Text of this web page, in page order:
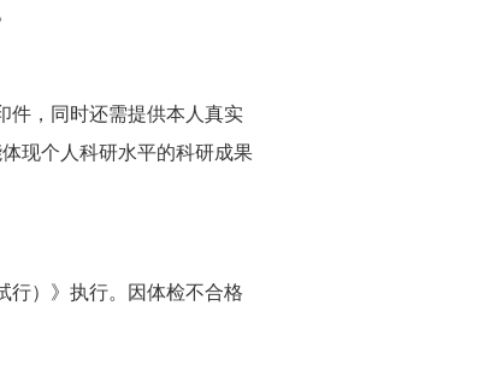
件，同时还需提供本人真实
现个人科研水平的科研成果
行）》执行。因体检不合格